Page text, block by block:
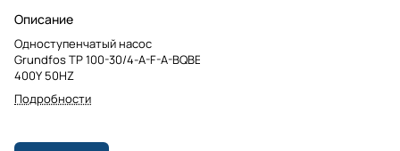
Описание
Одноступенчатый насос
Grundfos TP 100-30/4-A-F-A-BQBE
400Y 50HZ
Подробности